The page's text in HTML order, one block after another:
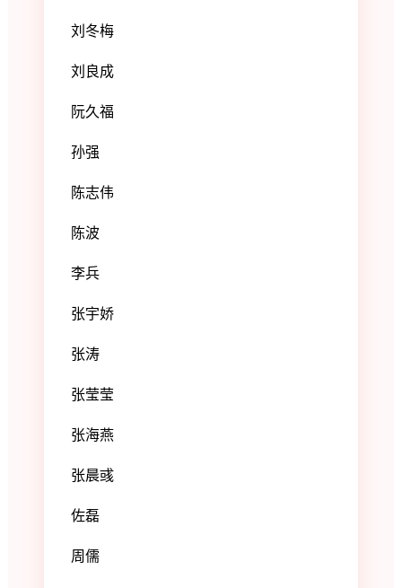
刘冬梅
刘良成
阮久福
孙强
陈志伟
陈波
李兵
张宇娇
张涛
张莹莹
张海燕
张晨彧
佐磊
周儒